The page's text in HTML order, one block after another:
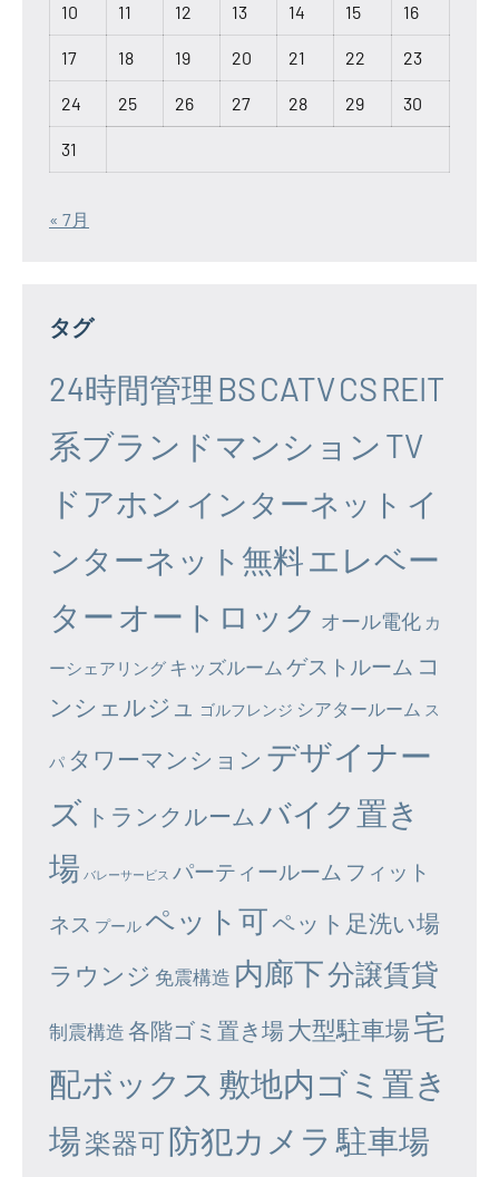
10 11 12 13 14 15 16
17 18 19 20 21 22 23
24 25 26 27 28 29 30
31
« 7月
タグ
24時間管理 BSCATVCSREIT
系ブランドマンション TV
ドアホン インターネット イ
ンターネット無料エレベー
ター オートロック オール電化 カ
ーシェアリング キッズルーム ゲストルーム コ
ンシェルジュ
ゴルフレンジ シアタールーム ス
パ タワーマンション デザイナー
ズ トランクルーム バイク置き
場 バレーサービス パーティールーム フィット
ネス プール ペット可ペット足洗い場
ラウンジ 免震構造 内廊下分譲賃貸
制震構造 各階ゴミ置き場大型駐車場宅
配ボックス 敷地内ゴミ置き
場楽器可防犯カメラ 駐車場